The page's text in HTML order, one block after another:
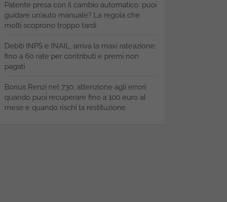
Patente presa con il cambio automatico: puoi
guidare un’auto manuale? La regola che
molti scoprono troppo tardi
Debiti INPS e INAIL, arriva la maxi rateazione:
fino a 60 rate per contributi e premi non
pagati
Bonus Renzi nel 730, attenzione agli errori:
quando puoi recuperare fino a 100 euro al
mese e quando rischi la restituzione